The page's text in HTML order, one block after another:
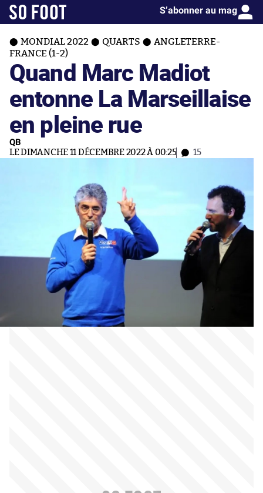
S’abonner au mag
MONDIAL 2022 QUARTS
ANGLETERRE-
FRANCE (1-2)
Quand Marc Madiot
entonne La Marseillaise
en pleine rue
QB
LE DIMANCHE 11 DÉCEMBRE 2022 À 00:25 15